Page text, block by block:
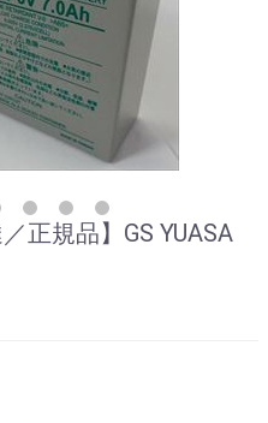
正規品】GS YUASA